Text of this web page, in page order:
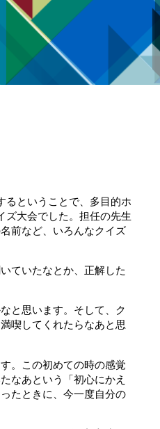
るということで、多目的ホ
ズ大会でした。担任の先生
前など、いろんなクイズ
ていたなとか、正解した
と思います。そして、ク
喫してくれたらなあと思
。この初めての時の感覚
なあという「初心にかえ
たときに、今一度自分の